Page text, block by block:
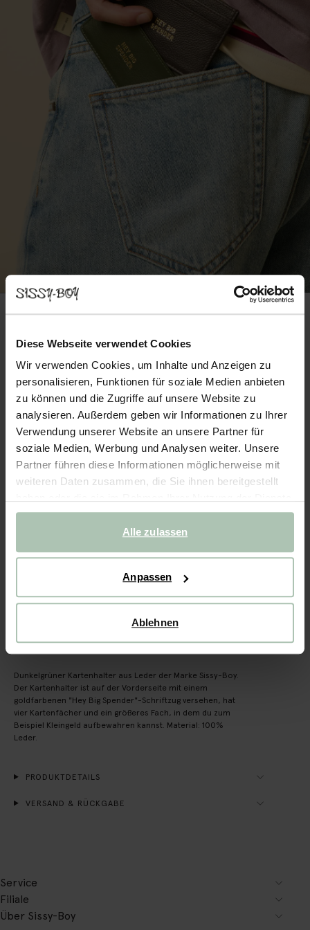
Diese Webseite verwendet Cookies
Wir verwenden Cookies, um Inhalte und Anzeigen zu
personalisieren, Funktionen für soziale Medien anbieten
zu können und die Zugriffe auf unsere Website zu
analysieren. Außerdem geben wir Informationen zu Ihrer
Verwendung unserer Website an unsere Partner für
soziale Medien, Werbung und Analysen weiter. Unsere
Partner führen diese Informationen möglicherweise mit
weiteren Daten zusammen, die Sie ihnen bereitgestellt
gesammelt haben.
Alle zulassen
Anpassen
Ablehnen
Kartenhalter aus Leder - dunkelgrün
24.99
Farben
IN DEN WARENKORB
Dunkelgrüner Kartenhalter aus Leder der Marke Sissy-Boy.
Der Kartenhalter ist auf der Vorderseite mit einem
goldfarbenen "Hey Big Spender"-Schriftzug versehen, hat
vier Kartenfächer und ein größeres Fach, in dem du zum
Beispiel Kleingeld aufbewahren kannst. Material: 100%
Leder.
PRODUKTDETAILS
VERSAND & RÜCKGABE
Service
Filiale
Über Sissy-Boy